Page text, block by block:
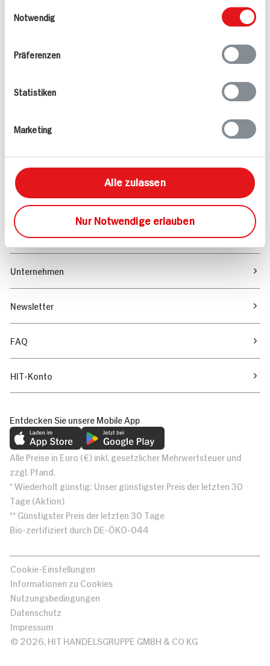
bereitgestellt haben oder die sie im Rahmen
Notwendig
Präferenzen
Statistiken
Marketing
Alle zulassen
Nur Notwendige erlauben
Folgen Sie uns auf TikTok
Angebote & Coupons
Rezepte
Sortiment
Marktfinder
Unser Magazin
Verantwortung & Nachhaltigkeit
Unternehmen
Newsletter
FAQ
HIT-Konto
Entdecken Sie unsere Mobile App
Alle Preise in Euro (€) inkl. gesetzlicher Mehrwertsteuer und
zzgl. Pfand.
* Wiederholt günstig: Unser günstigster Preis der letzten 30
Tage (Aktion)
** Günstigster Preis der letzten 30 Tage
Bio-zertifiziert durch DE-ÖKO-044
Cookie-Einstellungen
Informationen zu Cookies
Nutzungsbedingungen
Datenschutz
Impressum
© 2026, HIT HANDELSGRUPPE GMBH & CO KG